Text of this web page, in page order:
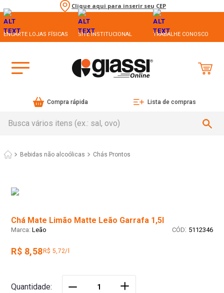
Clique aqui para inserir seu CEP
ENCARTE LOJAS FÍSICAS SITE INSTITUCIONAL TRABALHE CONOSCO
Compra rápida Lista de compras
Bebidas não alcoólicas Chás Prontos
Chá Mate Limão Matte Leão Garrafa 1,5l
Leão : 5112346
R$ 8,58 R$ 5,72/l
Quantidade ＋